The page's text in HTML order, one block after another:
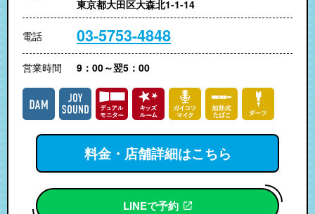
東京都大田区大森北1-1-14
電話 03-5753-4848
営業時間 9：00～翌5：00
料金・店舗詳細はこちら
LINEで予約